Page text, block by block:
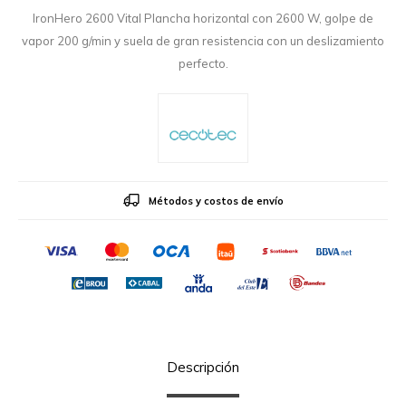
IronHero 2600 Vital Plancha horizontal con 2600 W, golpe de
vapor 200 g/min y suela de gran resistencia con un deslizamiento
perfecto.
Métodos y costos de envío
Descripción